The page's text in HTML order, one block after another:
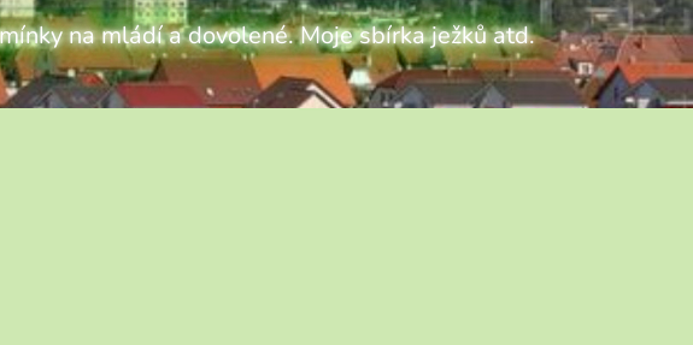
na mládí a dovolené. Moje sbírka ježků atd.